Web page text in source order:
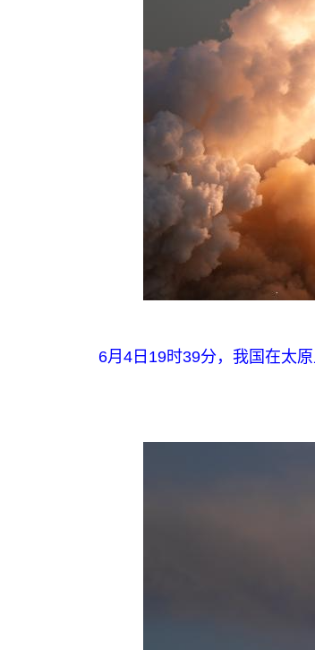
6月4日19时39分，我国在太